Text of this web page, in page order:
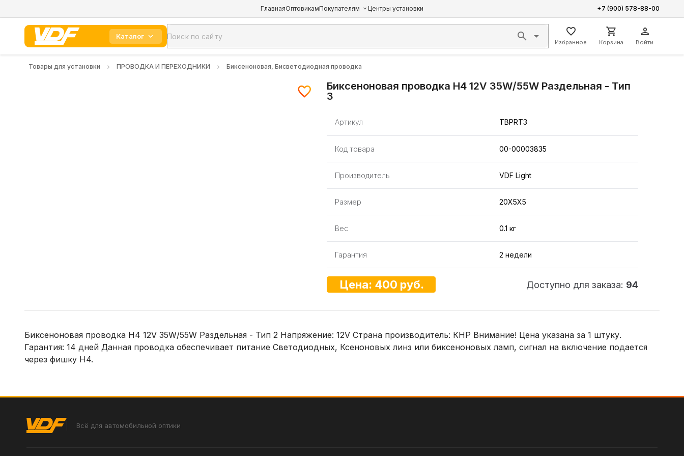
ГлавнаяОптовикамПокупателям Центры установки +7 (900) 578-88-00
Каталог
Избранное Корзина Войти
Товары для установки ПРОВОДКА И ПЕРЕХОДНИКИ Биксеноновая, Бисветодиодная проводка
Биксеноновая проводка H4 12V 35W/55W Раздельная - Тип
3
Артикул TBPRT3
Код товара 00-00003835
Производитель VDF Light
Размер 20X5X5
Вес 0.1 кг
Гарантия 2 недели
Цена: 400 руб. Доступно для заказа: 94
Биксеноновая проводка H4 12V 35W/55W Раздельная - Тип 2 Напряжение: 12V Страна производитель: КНР Внимание! Цена указана за 1 штуку.
Гарантия: 14 дней Данная проводка обеспечивает питание Светодиодных, Ксеноновых линз или биксеноновых ламп, сигнал на включение подается
через фишку Н4.
Всё для автомобильной оптики